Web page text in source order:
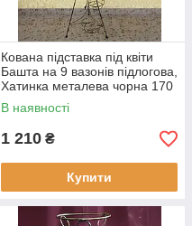
Кована підставка під квіти
Башта на 9 вазонів підлогова,
Хатинка металева чорна 170
см
В наявності
1 210 ₴
Купити